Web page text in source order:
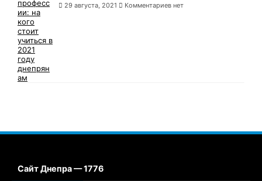
29 августа, 2021 Комментариев нет
Сайт Днепра — 1776